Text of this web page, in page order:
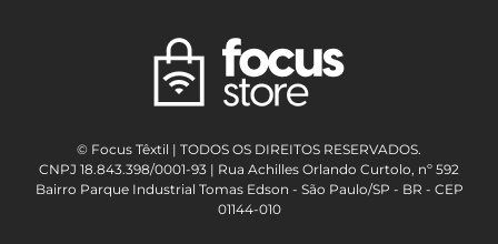
© Focus Têxtil | TODOS OS DIREITOS RESERVADOS.
CNPJ 18.843.398/0001-93 | Rua Achilles Orlando Curtolo, nº 592
Bairro Parque Industrial Tomas Edson - São Paulo/SP - BR - CEP
01144-010